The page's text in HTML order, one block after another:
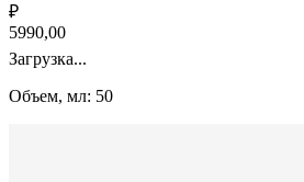
₽
5990,00
Загрузка...
Объем, мл: 50